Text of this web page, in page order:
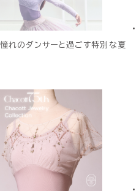
憧れのダンサーと過ごす特別な夏